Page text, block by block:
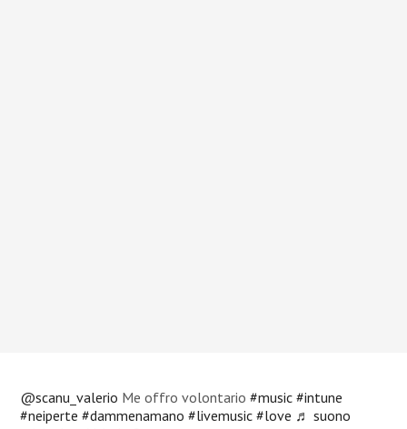
@scanu_valerio Me offro volontario#music #intune
#neiperte #dammenamano #livemusic #love ♬ suono